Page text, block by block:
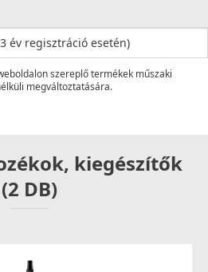
év regisztráció esetén)
szereplő termékek műszaki
megváltoztatására.
kiegészítők
(2 DB)